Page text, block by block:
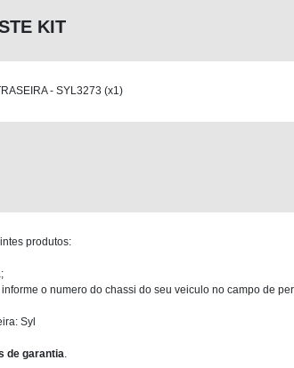
KIT
- SYL3273 (x1)
produtos:
o numero do chassi do seu veiculo no campo de
Syl
de garantia